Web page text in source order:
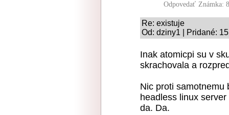
Odpovedať Známka:
Re: existuje
Od: dziny1 | Pridané:
Inak atomicpi su v
skrachovala a
Nic proti samotnemu
headless linux
da. Da.